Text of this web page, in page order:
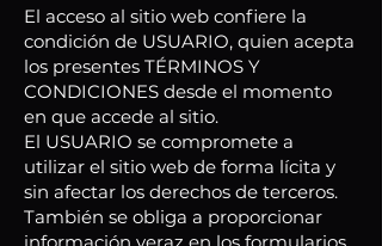
El acceso al sitio web confiere la
condición de USUARIO, quien acepta
los presentes TÉRMINOS Y
CONDICIONES desde el momento
en que accede al sitio.
El USUARIO se compromete a
utilizar el sitio web de forma lícita y
sin afectar los derechos de terceros.
También se obliga a proporcionar